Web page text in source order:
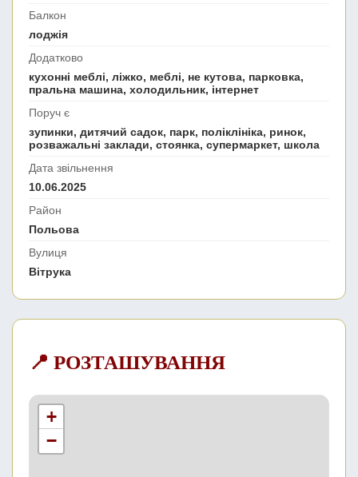
Балкон
лоджія
Додатково
кухонні меблі, ліжко, меблі, не кутова, парковка,
пральна машина, холодильник, інтернет
Поруч є
зупинки, дитячий садок, парк, поліклініка, ринок,
розважальні заклади, стоянка, супермаркет, школа
Дата звільнення
10.06.2025
Район
Польова
Вулиця
Вітрука
📍 РОЗТАШУВАННЯ
+
−